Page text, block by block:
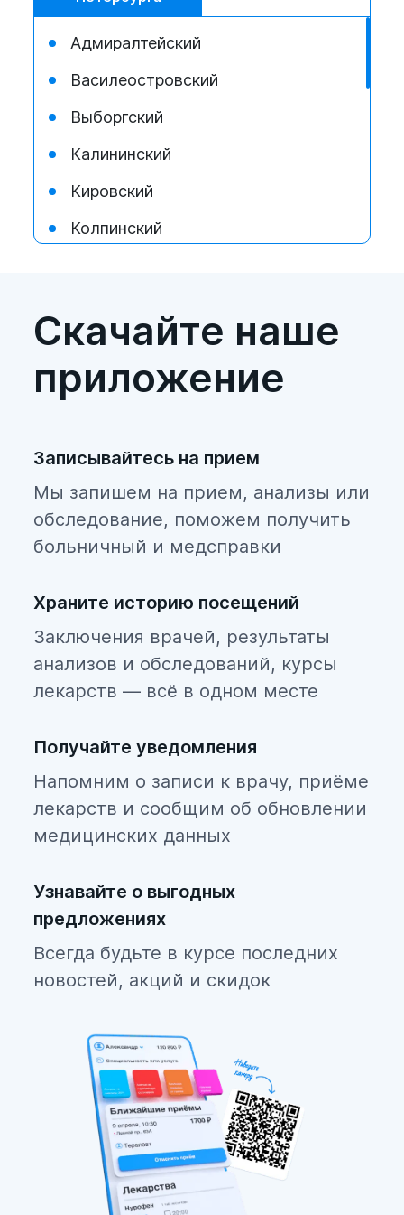
Адмиралтейский
Василеостровский
Выборгский
Калининский
Кировский
Колпинский
Кронштадтский
Курортный
Московский
Невский
Петроградский
Петродворцовый
Приморский
Пушкинский
Фрунзенский
Скачайте наше
приложение
Записывайтесь на прием
Мы запишем на прием, анализы или
обследование, поможем получить
больничный и медсправки
Храните историю посещений
Заключения врачей, результаты
анализов и обследований, курсы
лекарств — всё в одном месте
Получайте уведомления
Напомним о записи к врачу, приёме
лекарств и сообщим об обновлении
медицинских данных
Узнавайте о выгодных
предложениях
Всегда будьте в курсе последних
новостей, акций и скидок